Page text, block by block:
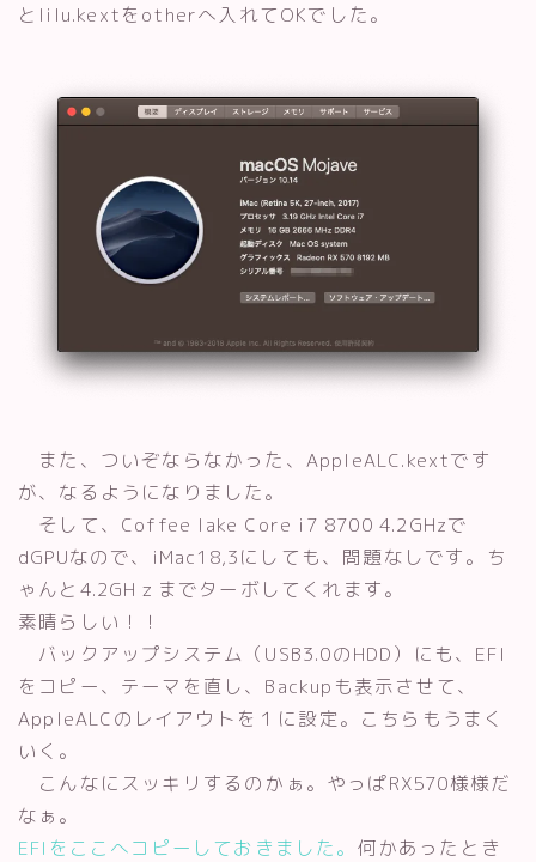
とlilu.kextをotherへ入れてOKでした。
また、ついぞならなかった、AppleALC.kextです
が、なるようになりました。
そして、Coffee lake Core i7 8700 4.2GHzで
dGPUなので、iMac18,3にしても、問題なしです。ち
ゃんと4.2GHｚまでターボしてくれます。
素晴らしい！！
バックアップシステム（USB3.0のHDD）にも、EFI
をコピー、テーマを直し、Backupも表示させて、
AppleALCのレイアウトを１に設定。こちらもうまく
いく。
こんなにスッキリするのかぁ。やっぱRX570様様だ
なぁ。
EFIをここへコピーしておきました。 何かあったとき